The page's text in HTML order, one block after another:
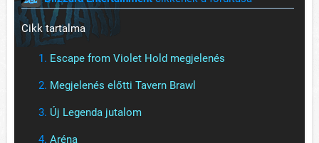
Cikk tartalma
Escape from Violet Hold megjelenés
Megjelenés előtti Tavern Brawl
Új Legenda jutalom
Aréna